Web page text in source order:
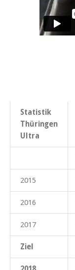
Statistik
Thüringen
Ultra
2015
2016
2017
Ziel